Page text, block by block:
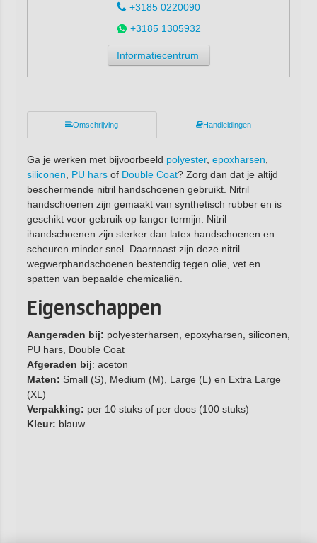
+3185 0220090
+3185 1305932
Informatiecentrum
Omschrijving Handleidingen
Ga je werken met bijvoorbeeld polyester, epoxharsen
siliconen
PU harsof Double Coat? Zorg dan dat je altijd
beschermende nitril handschoenen gebruikt. Nitril
handschoenen zijn gemaakt van synthetisch rubber en is
geschikt voor gebruik op langer termijn. Nitril
ihandschoenen zijn sterker dan latex handschoenen en
scheuren minder snel. Daarnaast zijn deze nitril
wegwerphandschoenen bestendig tegen olie, vet en
spatten van bepaalde chemicaliën.
Eigenschappen
Aangeraden bij: polyesterharsen, epoxyharsen, siliconen,
PU hars, Double Coat
Afgeraden bij: aceton
Maten: Small (S), Medium (M), Large (L) en Extra Large
(XL)
Verpakking: per 10 stuks of per doos (100 stuks)
Kleur: blauw